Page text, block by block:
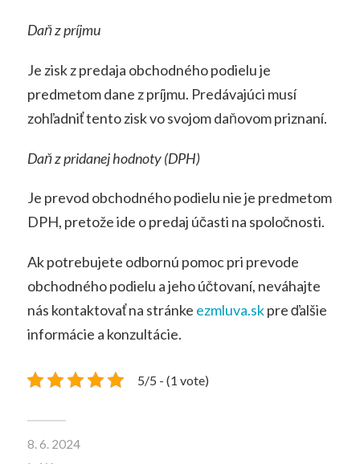
Daň z príjmu
Je zisk z predaja obchodného podielu je
predmetom dane z príjmu. Predávajúci musí
zohľadniť tento zisk vo svojom daňovom priznaní.
Daň z pridanej hodnoty (DPH)
Je prevod obchodného podielu nie je predmetom
DPH, pretože ide o predaj účasti na spoločnosti.
Ak potrebujete odbornú pomoc pri prevode
obchodného podielu a jeho účtovaní, neváhajte
nás kontaktovať na stránke ezmluva.skpre ďalšie
informácie a konzultácie.
5/5 - (1 vote)
8. 6. 2024